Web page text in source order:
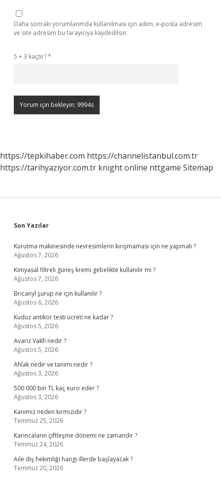
Daha sonraki yorumlarımda kullanılması için adım, e-posta adresim
ve site adresim bu tarayıcıya kaydedilsin.
5 + 3 kaçtır?*
https://tepkihaber.com https://channelistanbul.com.tr
https://tarihyaziyor.com.tr knight online nttgame Sitemap
Sidebar
Son Yazılar
Kurutma makinesinde nevresimlerin kırışmaması için ne yapmalı ?
Ağustos 7, 2026
Kimyasal filtreli güneş kremi gebelikte kullanılır mı ?
Ağustos 7, 2026
Bricanyl şurup ne için kullanılır ?
Ağustos 6, 2026
Kuduz antikor testi ücreti ne kadar ?
Ağustos 5, 2026
Avarız Vakfı nedir ?
Ağustos 5, 2026
Ahlak nedir ve tanımı nedir ?
Ağustos 3, 2026
500 000 bin TL kaç euro eder ?
Ağustos 3, 2026
Kanımız neden kırmızıdır ?
Temmuz 25, 2026
Karıncaların çiftleşme dönemi ne zamandır ?
Temmuz 24, 2026
Aile diş hekimliği hangi illerde başlayacak ?
Temmuz 20, 2026